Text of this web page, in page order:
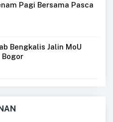
Pagi Bersama Pasca
Bengkalis Jalin MoU